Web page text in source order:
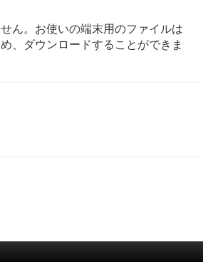
ん。お使いの端末用のファイルは
、ダウンロードすることができま